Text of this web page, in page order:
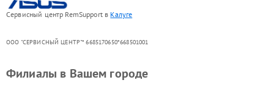
Сервисный центр RemSupport в Калуге
ООО "СЕРВИСНЫЙ ЦЕНТР"* 6685170650*668501001
Филиалы в Вашем городе